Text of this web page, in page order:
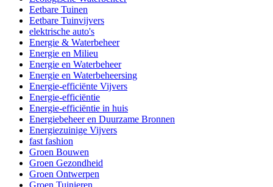
Eetbare Tuinen
Eetbare Tuinvijvers
elektrische auto's
Energie & Waterbeheer
Energie en Milieu
Energie en Waterbeheer
Energie en Waterbeheersing
Energie-efficiënte Vijvers
Energie-efficiëntie
Energie-efficiëntie in huis
Energiebeheer en Duurzame Bronnen
Energiezuinige Vijvers
fast fashion
Groen Bouwen
Groen Gezondheid
Groen Ontwerpen
Groen Tuinieren